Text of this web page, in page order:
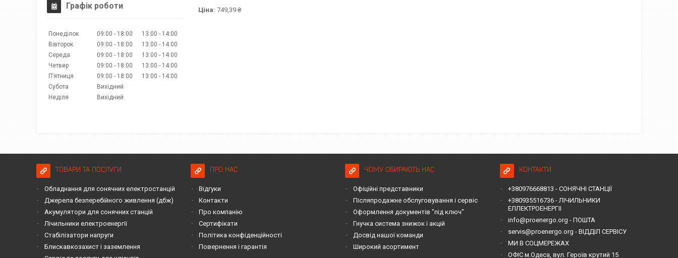
Ціна: 749,39 ₴
Графік роботи
Понеділок 09:00 18:00 13:00
14:00
Вівторок
09:00 18:00 13:00
14:00
Середа
09:00 18:00 13:00
14:00
Четвер
09:00 18:00 13:00
14:00
Пʼятниця
09:00 18:00 13:00
14:00
Субота
Вихідний
Неділя
Вихідний
ТОВАРИ ТА ПОСЛУГИ
Обладнання для сонячних електростанцій
Джерела безперебійного живлення (дбж)
Акумулятори для сонячних станцій
Лічильники електроенергії
Стабілізатори напруги
Блискавкозахист і заземлення
ПРО НАС
Відгуки
Контакти
Про компанію
Сертифікати
Політика конфіденційності
Повернення і гарантія
ЧОМУ ОБИРАЮТЬ НАС
Офіційні представники
Післяпродажне обслуговування і сервіс
Оформлення документів "під ключ"
Гнучка система знижок і акцій
Досвід нашої команди
Широкий асортимент
КОНТАКТИ
+380976668813 - СОНЯЧНІ СТАНЦІЇ
+380935516736 - ЛІЧИЛЬНИКИ
ЕЛЛЕКТРОЕНЕРГІІ
info@proenergo.org - ПОШТА
servis@proenergo.org - ВІДДІЛ СЕРВІСУ
МИ В СОЦМЕРЕЖАХ
ОФІС м.Одеса, вул. Героїв крутий 15